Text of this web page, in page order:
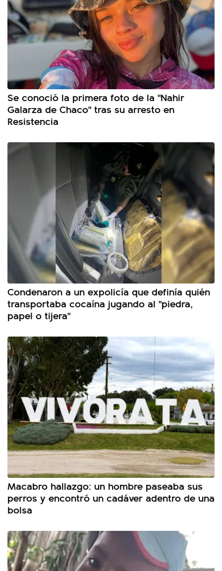
Se conoció la primera foto de la "Nahir
Galarza de Chaco" tras su arresto en
Resistencia
Condenaron a un expolicía que definía quién
transportaba cocaína jugando al "piedra,
papel o tijera"
Macabro hallazgo: un hombre paseaba sus
perros y encontró un cadáver adentro de una
bolsa